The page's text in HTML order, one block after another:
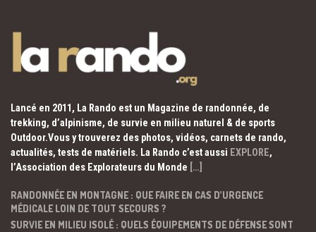
Lancé en 2011, La Rando est un Magazine de randonnée, de
trekking, d’alpinisme, de survie en milieu naturel & de sports
Outdoor.Vous y trouverez des photos, vidéos, carnets de rando,
actualités, tests de matériels. La Rando c’est aussi EXPLORE,
l’Association des Explorateurs du Monde […]
RANDONNÉE EN MONTAGNE : QUE FAIRE EN CAS D’URGENCE
MÉDICALE LOIN DE TOUT SECOURS ?
SURVIE EN MILIEU ISOLÉ : QUELS ÉQUIPEMENTS DE DÉFENSE SONT